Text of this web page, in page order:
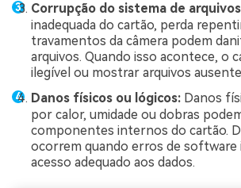
Corrupção do sistema de
inadequada do cartão, perda
travamentos da câmera podem
arquivos. Quando isso acontece, o
ilegível ou mostrar arquivos
Danos físicos ou lógicos: Danos
por calor, umidade ou dobras
componentes internos do cartão.
ocorrem quando erros de software
acesso adequado aos dados.